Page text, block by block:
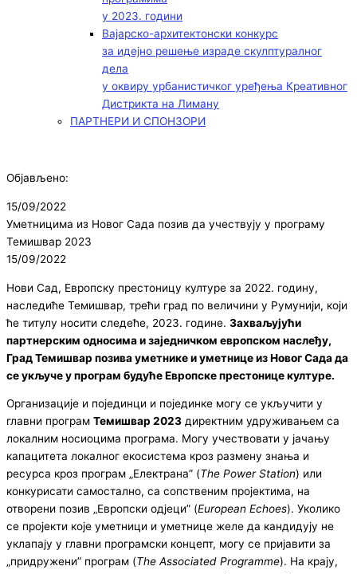
у 2023. години
Вајарско-архитектонски конкурс
за идејно решење израде скулптуралног
дела
у оквиру урбанистичког уређења Креативног
Дистрикта на Лиману
ПАРТНЕРИ И СПОНЗОРИ
Објављено:
15/09/2022
Уметницима из Новог Сада позив да учествују у програму
Темишвар 2023
15/09/2022
Нови Сад, Европску престоницу културе за 2022. годину,
наследиће Темишвар, трећи град по величини у Румунији, који
ће титулу носити следеће, 2023. године. Захваљујући
партнерским односима и заједничком европском наслеђу,
Град Темишвар позива уметнике и уметнице из Новог Сада да
се укључе у програм будуће Европске престонице културе.
Организације и појединци и појединке могу се укључити у
главни програм Темишвар 2023 директним удруживањем са
локалним носиоцима програма. Могу учествовати у јачању
капацитета локалног екосистема кроз размену знања и
ресурса кроз програм „Електрана” (The Power Station) или
конкурисати самостално, са сопственим пројектима, на
отворени позив „Европски одјеци” (European Echoes). Уколико
се пројекти које уметници и уметнице желе да кандидују не
уклапају у главни програмски концепт, могу се пријавити за
„придружени” програм (The Associated Programme). На крају,